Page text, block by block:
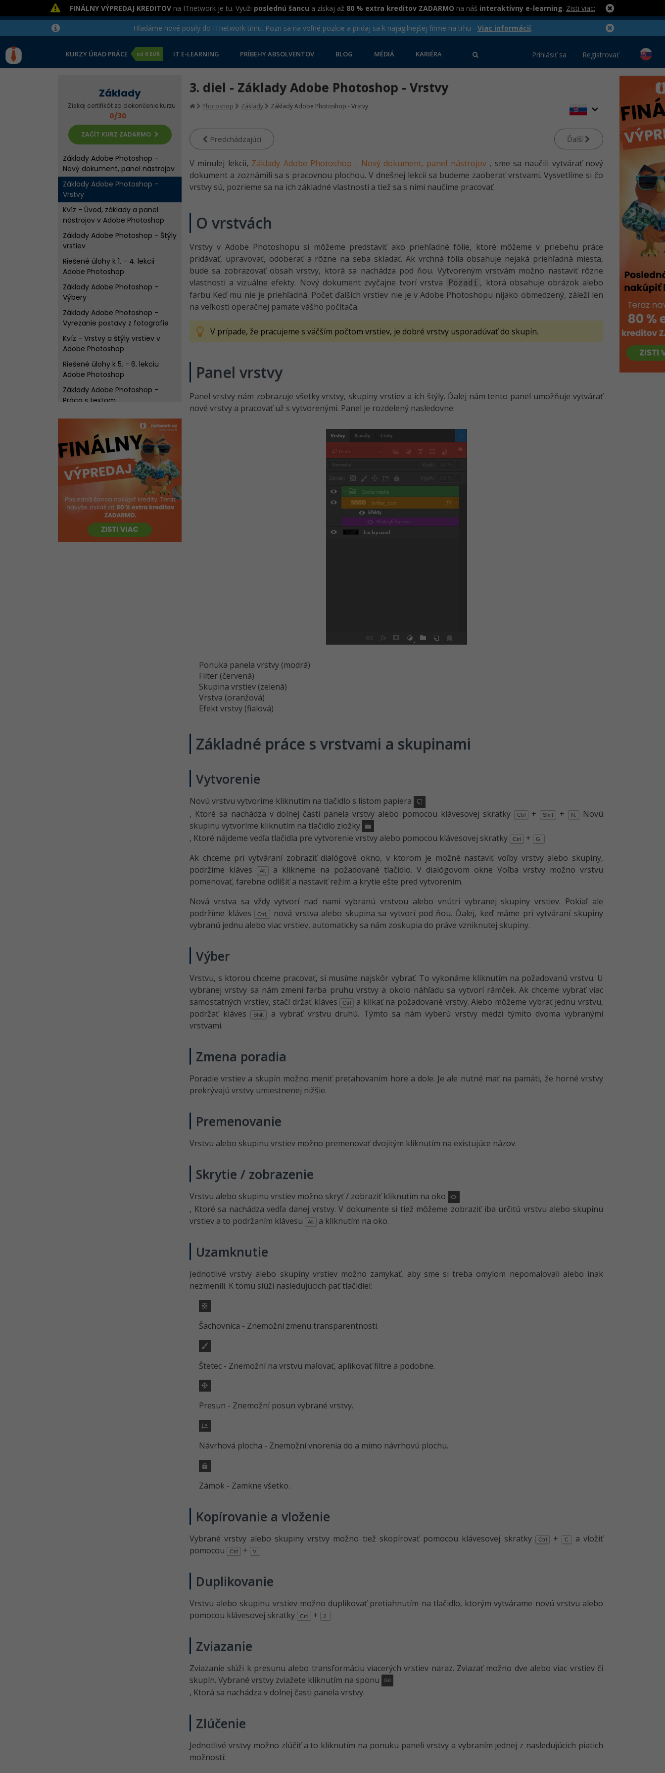
FINÁLNY VÝPREDAJ KREDITOV na ITnetwork je tu. Využi poslednú šancu a získaj až 80 % extra kreditov ZADARMO na náš interaktívny e-learning. Zisti viac:
Hľadáme nové posily do ITnetwork tímu. Pozri sa na voľné pozície a pridaj sa k najagilnejšej firme na trhu - Viac informácií.
KURZY ÚRAD PRÁCE od 0 EUR IT E-LEARNING PRÍBEHY ABSOLVENTOV BLOG MÉDIÁ KARIÉRA Prihlásiť sa Registrovať
Základy
Získaj certifikát za dokončenie kurzu
0/30
ZAČÍT KURZ ZADARMO
Základy Adobe Photoshop -
Úvod
Základy Adobe Photoshop -
Nový dokument, panel nástrojov
Základy Adobe Photoshop -
Vrstvy
Kvíz - Úvod, základy a panel
nástrojov v Adobe Photoshop
Základy Adobe Photoshop - Štýly
vrstiev
Riešené úlohy k 1. - 4. lekcii
Adobe Photoshop
Základy Adobe Photoshop -
Výbery
Základy Adobe Photoshop -
Vyrezanie postavy z fotografie
Kvíz - Vrstvy a štýly vrstiev v
Adobe Photoshop
Riešené úlohy k 5. - 6. lekciu
Adobe Photoshop
Základy Adobe Photoshop -
Práca s textom
Kvíz - Výber a masky v Adobe
Photoshop
Základy Adobe Photoshop -
Retušovanie fotografií
Riešené úlohy k 8. lekcii Adobe
Photoshop
Základy Adobe Photoshop -
Úprava fotografií I
Základy Adobe Photoshop -
3. diel - Základy Adobe Photoshop - Vrstvy
Photoshop Základy Základy Adobe Photoshop - Vrstvy
Predchádzajúci Ďalší
V minulej lekcii, Základy Adobe Photoshop - Nový dokument, panel nástrojov, sme sa naučili vytvárať nový
dokument a zoznámili sa s pracovnou plochou. V dnešnej lekcii sa budeme zaoberať vrstvami. Vysvetlíme si čo
vrstvy sú, pozrieme sa na ich základné vlastnosti a tiež sa s nimi naučíme pracovať.
O vrstvách
Vrstvy v Adobe Photoshopu si môžeme predstaviť ako priehľadné fólie, ktoré môžeme v priebehu práce
pridávať, upravovať, odoberať a rôzne na seba skladať. Ak vrchná fólia obsahuje nejaká priehľadná miesta,
bude sa zobrazovať obsah vrstvy, ktorá sa nachádza pod ňou. Vytvoreným vrstvám možno nastaviť rôzne
vlastnosti a vizuálne efekty. Nový dokument zvyčajne tvorí vrstva
Pozadí , ktorá obsahuje obrázok alebo
farbu Keď mu nie je priehľadná. Počet ďalších vrstiev nie je v Adobe Photoshopu nijako obmedzený, záleží len
na veľkosti operačnej pamäte vášho počítača.
V prípade, že pracujeme s väčším počtom vrstiev, je dobré vrstvy usporadúvať do skupín.
Panel vrstvy
Panel vrstvy nám zobrazuje všetky vrstvy, skupiny vrstiev a ich štýly. Ďalej nám tento panel umožňuje vytvárať
nové vrstvy a pracovať už s vytvorenými. Panel je rozdelený nasledovne:
Ponuka panela vrstvy (modrá)
Filter (červená)
Skupina vrstiev (zelená)
Vrstva (oranžová)
Efekt vrstvy (fialová)
Základné práce s vrstvami a skupinami
Vytvorenie
Novú vrstvu vytvoríme kliknutím na tlačidlo s listom papiera
, Ktoré sa nachádza v dolnej časti panela vrstvy alebo pomocou klávesovej skratky
Ctrl + Shift + N.
Novú
skupinu vytvoríme kliknutím na tlačidlo zložky
, Ktoré nájdeme vedľa tlačidla pre vytvorenie vrstvy alebo pomocou klávesovej skratky
Ctrl + G.
Ak chceme pri vytváraní zobraziť dialógové okno, v ktorom je možné nastaviť voľby vrstvy alebo skupiny,
podržíme kláves
Alt
a klikneme na požadované tlačidlo. V dialógovom okne Voľba vrstvy možno vrstvu
pomenovať, farebne odlíšiť a nastaviť režim a krytie ešte pred vytvorením.
Nová vrstva sa vždy vytvorí nad nami vybranú vrstvou alebo vnútri vybranej skupiny vrstiev. Pokiaľ ale
podržíme kláves Ctrl,
nová vrstva alebo skupina sa vytvorí pod ňou. Ďalej, keď máme pri vytváraní skupiny
vybranú jednu alebo viac vrstiev, automaticky sa nám zoskupia do práve vzniknutej skupiny.
Výber
Vrstvu, s ktorou chceme pracovať, si musíme najskôr vybrať. To vykonáme kliknutím na požadovanú vrstvu. U
vybranej vrstvy sa nám zmení farba pruhu vrstvy a okolo náhľadu sa vytvorí rámček. Ak chceme vybrať viac
samostatných vrstiev, stačí držať kláves Ctrl
a klikať na požadované vrstvy. Alebo môžeme vybrať jednu vrstvu,
podržať kláves Shift
a vybrať vrstvu druhú. Týmto sa nám vyberú vrstvy medzi týmito dvoma vybranými
vrstvami.
Zmena poradia
Poradie vrstiev a skupín možno meniť preťahovaním hore a dole. Je ale nutné mať na pamäti, že horné vrstvy
prekrývajú vrstvy umiestnenej nižšie.
Premenovanie
Vrstvu alebo skupinu vrstiev možno premenovať dvojitým kliknutím na existujúce názov.
Skrytie / zobrazenie
Vrstvu alebo skupinu vrstiev možno skryť / zobraziť kliknutím na oko
, Ktoré sa nachádza vedľa danej vrstvy. V dokumente si tiež môžeme zobraziť iba určitú vrstvu alebo skupinu
vrstiev a to podržaním klávesu
Alt a kliknutím na oko.
Uzamknutie
Jednotlivé vrstvy alebo skupiny vrstiev možno zamykať, aby sme si treba omylom nepomalovali alebo inak
nezmenili. K tomu slúži nasledujúcich päť tlačidiel:
Šachovnica - Znemožní zmenu transparentnosti.
Štetec - Znemožní na vrstvu maľovať, aplikovať filtre a podobne.
Presun - Znemožní posun vybrané vrstvy.
Návrhová plocha - Znemožní vnorenia do a mimo návrhovú plochu.
Zámok - Zamkne všetko.
Kopírovanie a vloženie
Vybrané vrstvy alebo skupiny vrstvy možno tiež skopírovať pomocou klávesovej skratky Ctrl + C
a vložiť
pomocou
Ctrl + V.
Duplikovanie
Vrstvu alebo skupinu vrstiev možno duplikovať pretiahnutím na tlačidlo, ktorým vytvárame novú vrstvu alebo
pomocou klávesovej skratky
Ctrl + J.
Zviazanie
Zviazanie slúži k presunu alebo transformáciu viacerých vrstiev naraz. Zviazať možno dve alebo viac vrstiev či
skupín. Vybrané vrstvy zviažete kliknutím na sponu
, Ktorá sa nachádza v dolnej časti panela vrstvy.
Zlúčenie
Jednotlivé vrstvy možno zlúčiť a to kliknutím na ponuku paneli vrstvy a vybraním jednej z nasledujúcich piatich
možností: